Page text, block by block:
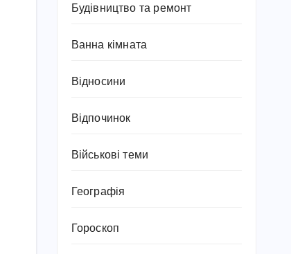
Будівництво та ремонт
Ванна кімната
Відносини
Відпочинок
Військові теми
Географія
Гороскоп